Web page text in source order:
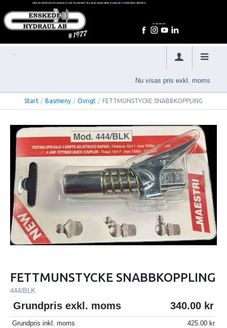
Nu visas pris exkl. moms
Start / Basmeny / Övrigt / FETTMUNSTYCKE SNABBKOPPLING
FETTMUNSTYCKE SNABBKOPPLING
444/BLK
Grundpris exkl. moms 340.00
Grundpris inkl. moms
425.00